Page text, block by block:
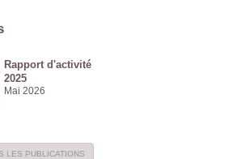
Rapport d'activité
2025
Mai 2026
LES PUBLICATIONS